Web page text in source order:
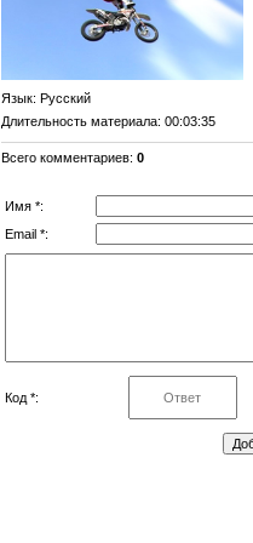
Язык: Русский
Длительность материала: 00:03:35
Всего комментариев: 0
Имя *:
Email *:
Код *: